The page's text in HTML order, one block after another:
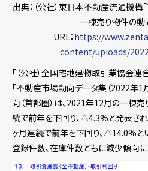
出典：（公社）東日本不動産流通機
一棟売り物件の動
URL： https://
content/uploads/
「（公社）全国宅地建物取引業協会
「不動産市場動向データ集（2022年1
向（首都圏）は、2021年12月の一棟
続で前年を下回り、△4.3%と発表され
ヶ月連続で前年を下回り、△14.0%と
登録件数、在庫件数ともに減少傾向に